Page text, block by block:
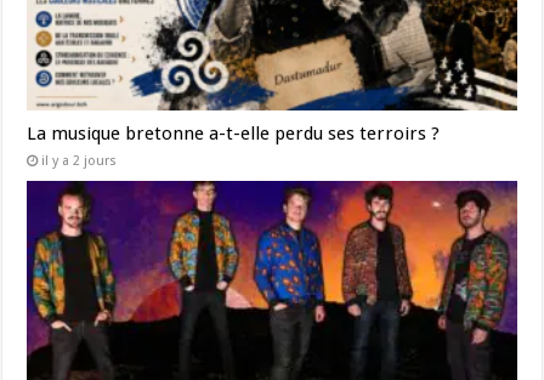
La musique bretonne a-t-elle perdu ses terroirs ?
il y a 2 jours